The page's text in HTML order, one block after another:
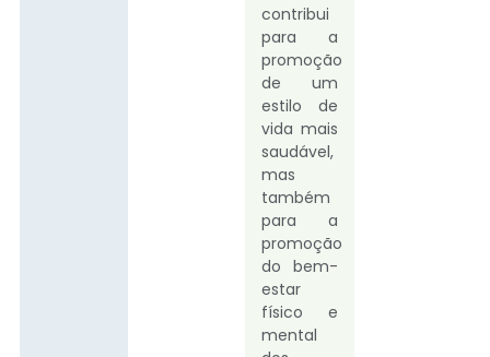
contribui
para a
promoção
de um
estilo de
vida mais
saudável,
mas
também
para a
promoção
do bem-
estar
físico e
mental